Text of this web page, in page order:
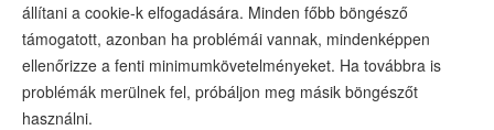
állítani a cookie-k elfogadására. Minden főbb böngésző
támogatott, azonban ha problémái vannak, mindenképpen
ellenőrizze a fenti minimumkövetelményeket. Ha továbbra is
problémák merülnek fel, próbáljon meg másik böngészőt
használni.